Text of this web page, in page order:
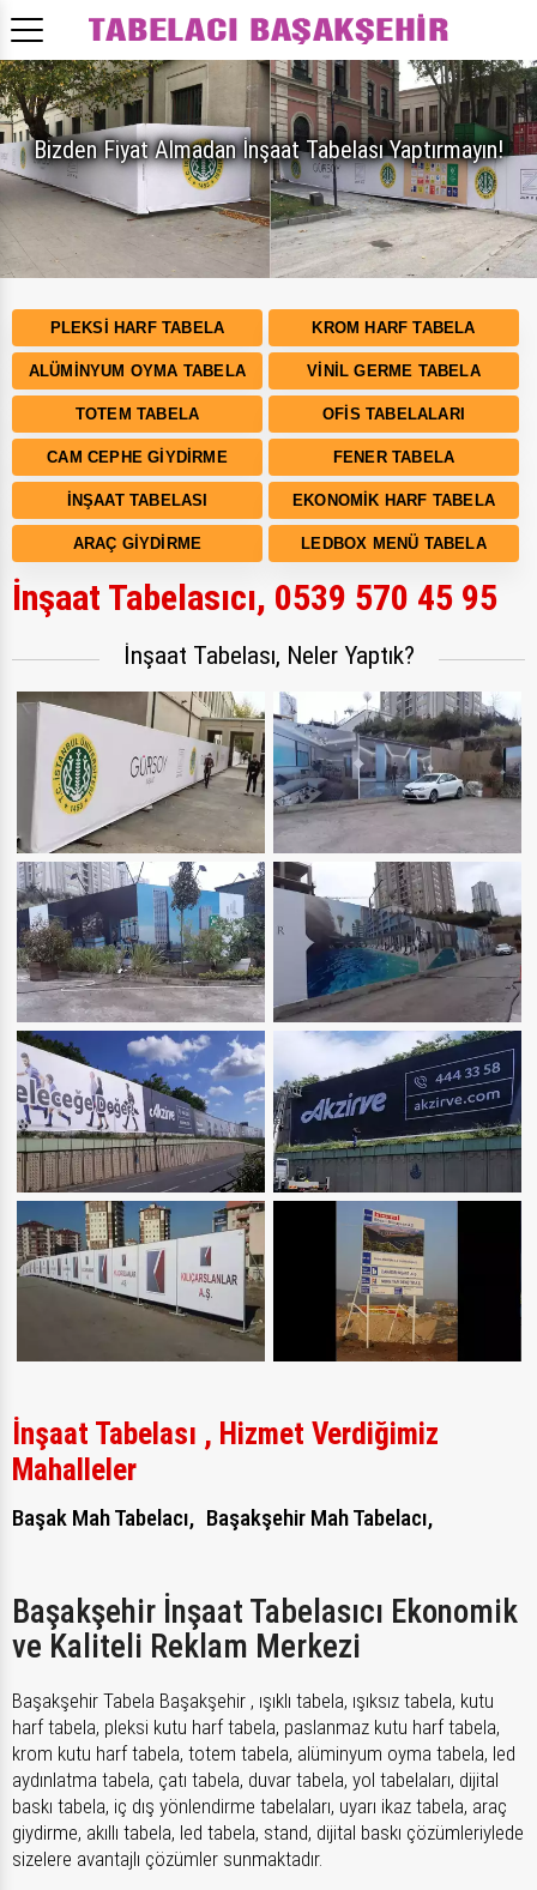
Bizden Fiyat Almadan İnşaat Tabelası Yaptırmayın!
PLEKSI HARF TABELA KROM HARF TABELA
ALÜMINYUM OYMA TABELA VINIL GERME TABELA
TOTEM TABELA OFIS TABELALARI
CAM CEPHE GIYDIRME FENER TABELA
İNŞAAT TABELASI EKONOMIK HARF TABELA
ARAÇ GIYDIRME LEDBOX MENÜ TABELA
İnşaat Tabelasıcı, 0539 570 45 95
İnşaat Tabelası, Neler Yaptık?
İnşaat Tabelası , Hizmet Verdiğimiz
Mahalleler
Başak Mah Tabelacı, Başakşehir Mah Tabelacı,
Başakşehir İnşaat Tabelasıcı Ekonomik
ve Kaliteli Reklam Merkezi
Başakşehir Tabela Başakşehir , ışıklı tabela, ışıksız tabela, kutu
harf tabela, pleksi kutu harf tabela, paslanmaz kutu harf tabela,
krom kutu harf tabela, totem tabela, alüminyum oyma tabela, led
aydınlatma tabela, çatı tabela, duvar tabela, yol tabelaları, dijital
baskı tabela, iç dış yönlendirme tabelaları, uyarı ikaz tabela, araç
giydirme, akıllı tabela, led tabela, stand, dijital baskı çözümleriylede
sizelere avantajlı çözümler sunmaktadır.